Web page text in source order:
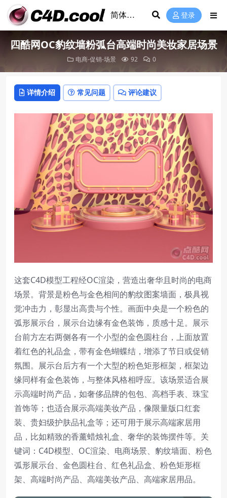
登录
四酷网OC豹纹墙粉弧台高端时尚美妆家居场景
电商-促销-场景 92 0
详情介绍 常见问题 评论建议
这套C4D模型工程经OC渲染，营造出奢华且时尚的电商
场景。背景是粉色与金色相间的豹纹图案墙面，极具视
觉冲击力，彰显出高贵与个性。画面中央是一个粉色的
弧形展示台，展示台边缘有金色装饰，质感十足。展示
台前方左右两侧各有一个小型的金色圆柱台，上面放置
着红色的礼品盒，带有金色蝴蝶结，增添了节日或促销
氛围。展示台后方有一个大型的粉色矩形框架，框架边
缘同样有金色装饰，与整体风格相呼应。该场景适合展
示高端时尚产品，如奢侈品牌的包包、高档手表、珠宝
首饰等；也适合展示高端美妆产品，像限量版口红套
装、贵妇级护肤品礼盒等；还可用于展示高端家居用
品，比如精致的香薰蜡烛礼盒、奢华的装饰摆件等。关
键词：C4D模型、OC渲染、电商场景、豹纹墙面、粉色
弧形展示台、金色圆柱台、红色礼品盒、粉色矩形框
架、高端时尚产品、高端美妆产品、高端家居用品。